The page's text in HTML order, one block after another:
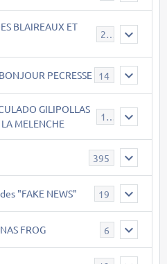
BLAIREAUX ET
21
PECRESSE 14
GILIPOLLAS
MELENCHE
119
395
"FAKE NEWS" 19
FROG 6